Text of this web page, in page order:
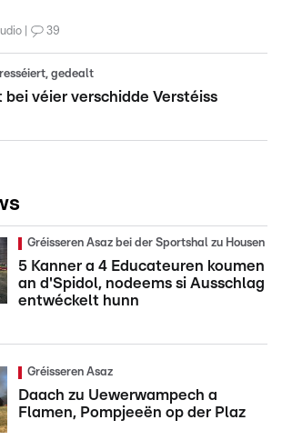
39
gedealt
bei véier verschidde Verstéiss
Gréisseren Asaz bei der Sportshal zu Housen
5 Kanner a 4 Educateuren koumen
an d'Spidol, nodeems si Ausschlag
entwéckelt hunn
Gréisseren Asaz
Daach zu Uewerwampech a
Flamen, Pompjeeën op der Plaz